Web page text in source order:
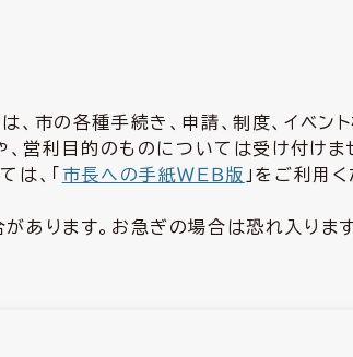
、市の各種手続き、申請、制度、イベン
営利目的のものについては受け付けま
、「 市長への手紙ＷＥＢ版 」をご利用く
あります。お急ぎの場合は恐れ入りま